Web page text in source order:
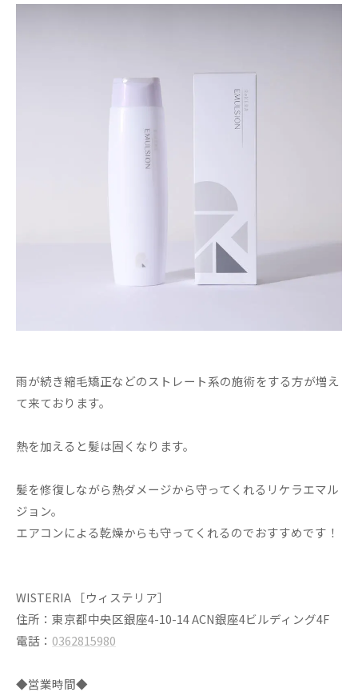
雨が続き縮毛矯正などのストレート系の施術をする方が増え
て来ております。
熱を加えると髪は固くなります。
髪を修復しながら熱ダメージから守ってくれるリケラエマル
ジョン。
エアコンによる乾燥からも守ってくれるのでおすすめです！
WISTERIA ［ウィステリア］
住所：東京都中央区銀座4-10-14 ACN銀座4ビルディング4F
電話： 0362815980
◆営業時間◆